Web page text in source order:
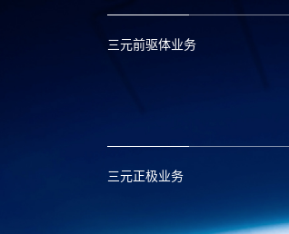
三元前驱体业务
三元正极业务